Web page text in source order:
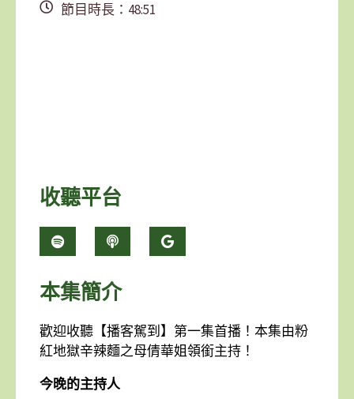
節目時長：48:51
收聽平台
本集簡介
歡迎收聽【播客駕到】第一集首播！本集由粉
紅地獄辛辣麵之母倩華姐領銜主持！
今晚的主持人